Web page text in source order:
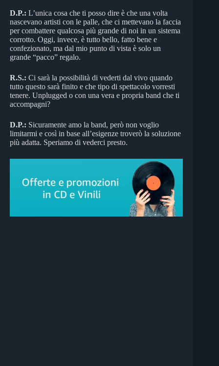
D.P.: L’unica cosa che ti posso dire è che una volta
nascevano artisti con le palle, che ci mettevano la faccia
per combattere qualcosa più grande di noi in un sistema
corrotto. Oggi, invece, è tutto bello, fatto bene e
confezionato, ma dal mio punto di vista è solo un
grande “pacco” regalo.
R.S.: Ci sarà la possibilità di vederti dal vivo quando
tutto questo sarà finito e che tipo di spettacolo vorresti
tenere. Unplugged o con una vera e propria band che ti
accompagni?
D.P.: Sicuramente amo la band, però non voglio
limitarmi e così in base all’esigenze troverò la soluzione
più adatta. Speriamo di vederci presto.